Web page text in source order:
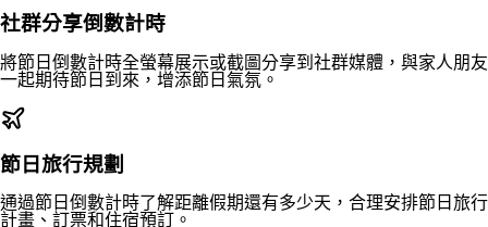
社群分享倒數計時
將節日倒數計時全螢幕展示或截圖分享到社群媒體，與家人朋友
一起期待節日到來，增添節日氣氛。
節日旅行規劃
通過節日倒數計時了解距離假期還有多少天，合理安排節日旅行
計畫、訂票和住宿預訂。